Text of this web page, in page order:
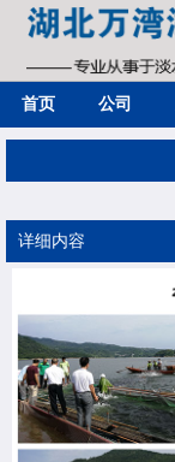
首页 公司
详细内容